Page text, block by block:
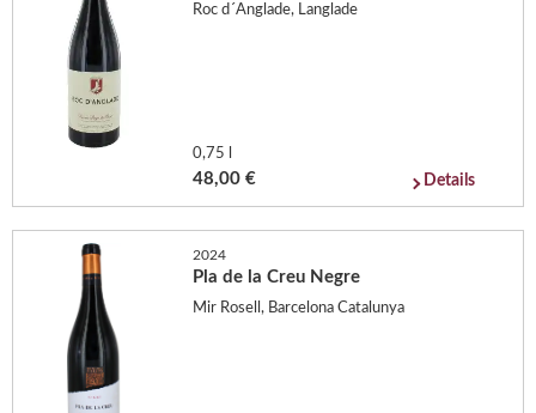
Roc d´Anglade, Langlade
0,75 l
48,00 € Details
2024
Pla de la Creu Negre
Mir Rosell, Barcelona Catalunya